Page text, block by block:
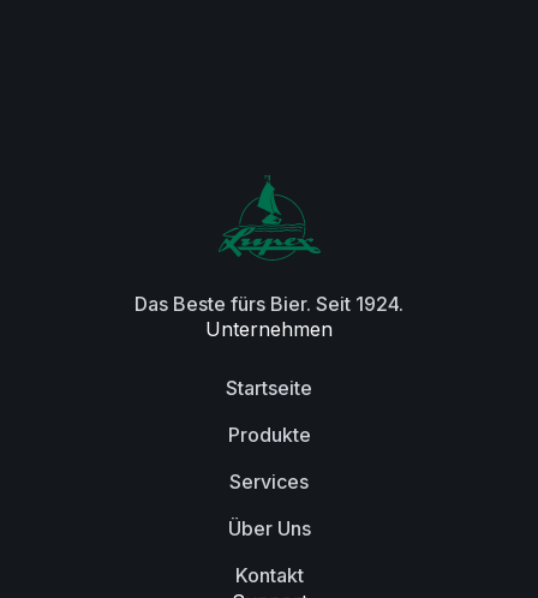
Das Beste fürs Bier. Seit 1924.
Unternehmen
Startseite
Produkte
Services
Über Uns
Kontakt